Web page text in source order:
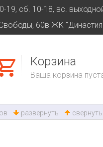
19, сб. 10-18, вс.
60в ЖК
Корзина
Ваша корзина
развернуть свернуть